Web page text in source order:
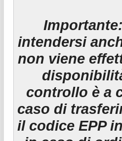
Importante:
intendersi
non viene
controllo è a
caso di
il codice EPP